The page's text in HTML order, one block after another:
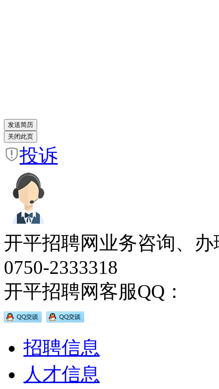
投诉
开平招聘网业务咨询、
0750-2333318
开平招聘网客服QQ：
招聘信息
人才信息